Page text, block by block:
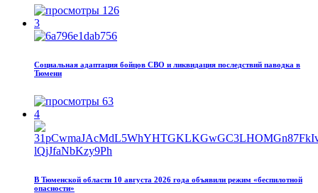
126
3
Социальная адаптация бойцов СВО и ликвидация последствий паводка в
Тюмени
63
4
В Тюменской области 10 августа 2026 года объявили режим «беспилотной
опасности»